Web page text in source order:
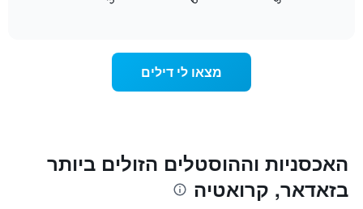
חדר
X
המציגים
את
מצאו לי דילים
האכסניות וההוסטלים הזולים ביותר
בזאדאר, קרואטיה